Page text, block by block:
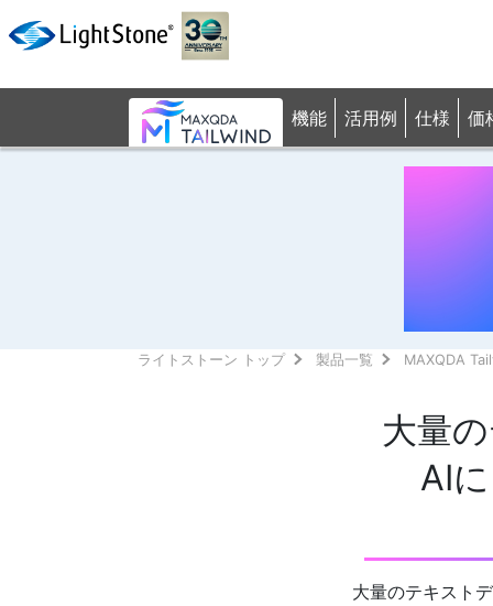
機能 活用例 仕様 価
ライトストーン トップ 製品一覧 MAXQDA
大量
AI
大量のテキスト